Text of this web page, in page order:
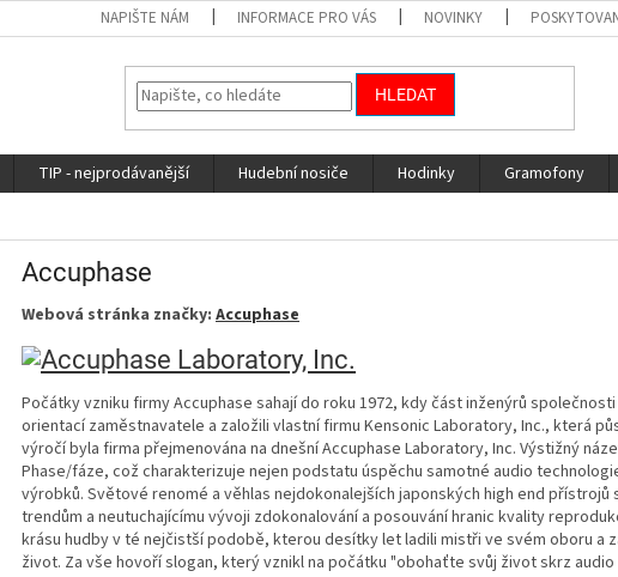
NAPIŠTE NÁM INFORMACE PRO VÁS NOVINKY
HLEDAT
TIP - nejprodávanější Hudební nosiče Hodinky Gramofony
Accuphase
Webová stránka značky: Accuphase
Počátky vzniku firmy Accuphase sahají do roku 1972, kdy část inženýrů
orientací zaměstnavatele a založili vlastní firmu Kensonic Laboratory, Inc., která
výročí byla firma přejmenována na dnešní Accuphase Laboratory, Inc. Výstižný
Phase/fáze, což charakterizuje nejen podstatu úspěchu samotné audio
výrobků. Světové renomé a věhlas nejdokonalejších japonských high end
trendům a neutuchajícímu vývoji zdokonalování a posouvání hranic kvality
krásu hudby v té nejčistší podobě, kterou desítky let ladili mistři ve svém oboru a
život. Za vše hovoří slogan, který vznikl na počátku "obohaťte svůj život skrz